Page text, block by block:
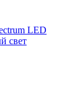
LED
свет